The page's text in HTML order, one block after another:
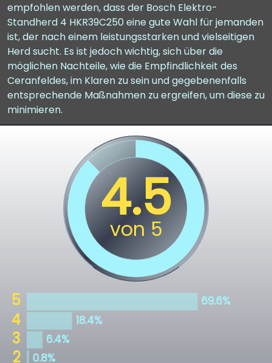
empfohlen werden, dass der Bosch Elektro-
Standherd 4 HKR39C250 eine gute Wahl für jemanden
ist, der nach einem leistungsstarken und vielseitigen
Herd sucht. Es ist jedoch wichtig, sich über die
möglichen Nachteile, wie die Empfindlichkeit des
Ceranfeldes, im Klaren zu sein und gegebenenfalls
entsprechende Maßnahmen zu ergreifen, um diese zu
minimieren.